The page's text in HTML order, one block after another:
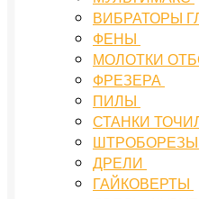
ВИБРАТОРЫ
ФЕНЫ
МОЛОТКИ
ФРЕЗЕРА
ПИЛЫ
СТАНКИ
ШТРОБОРЕЗЫ
ДРЕЛИ
ГАЙКОВЕРТЫ